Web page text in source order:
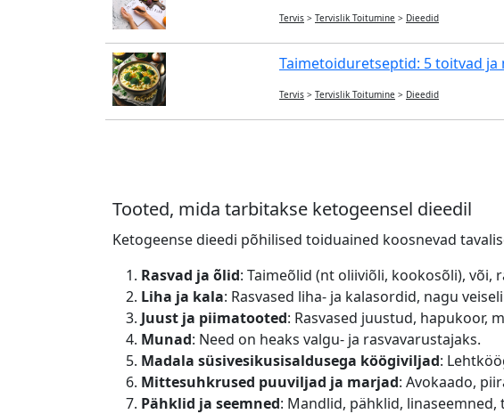
Tervis > Tervislik Toitumine > Dieedid
Taimetoiduretseptid: 5 toitvad ja
Tervis > Tervislik Toitumine > Dieedid
Tooted, mida tarbitakse ketogeensel dieedil
Ketogeense dieedi põhilised toiduained koosnevad
Rasvad ja õlid: Taimeõlid (nt oliiviõli, kookosõli), või,
Liha ja kala: Rasvased liha- ja kalasordid, nagu
Juust ja piimatooted: Rasvased juustud, hapukoor,
Munad: Need on heaks valgu- ja rasvavarustajaks.
Madala süsivesikusisaldusega köögiviljad:
Mittesuhkrused puuviljad ja marjad: Avokaado,
Pähklid ja seemned: Mandlid, pähklid, linaseemned,